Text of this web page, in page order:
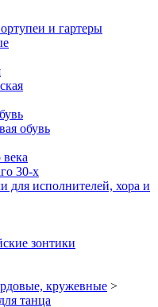
и гартеры
обувь
30-х
для исполнителей, хора и
зонтики
кружевные >
танца